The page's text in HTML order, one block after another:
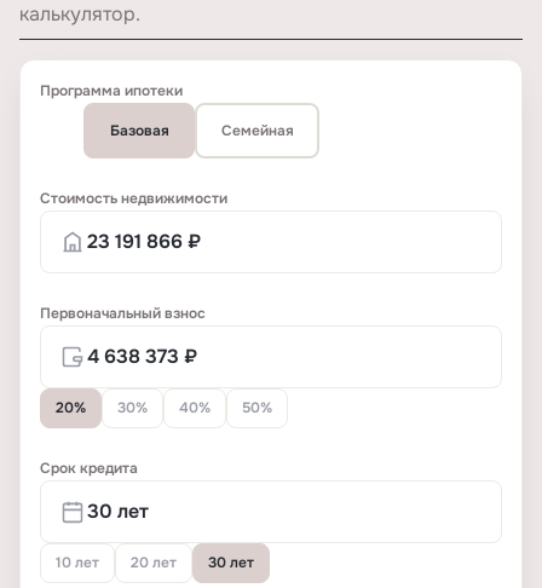
калькулятор.
Программа ипотеки
Базовая Семейная
Стоимость недвижимости
Первоначальный взнос
20% 30% 40% 50%
Срок кредита
10 лет 20 лет 30 лет